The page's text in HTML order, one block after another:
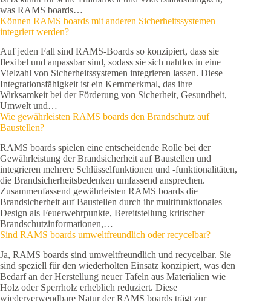
was RAMS boards…
Können RAMS boards mit anderen Sicherheitssystemen
integriert werden?
Auf jeden Fall sind RAMS-Boards so konzipiert, dass sie
flexibel und anpassbar sind, sodass sie sich nahtlos in eine
Vielzahl von Sicherheitssystemen integrieren lassen. Diese
Integrationsfähigkeit ist ein Kernmerkmal, das ihre
Wirksamkeit bei der Förderung von Sicherheit, Gesundheit,
Umwelt und…
Wie gewährleisten RAMS boards den Brandschutz auf
Baustellen?
RAMS boards spielen eine entscheidende Rolle bei der
Gewährleistung der Brandsicherheit auf Baustellen und
integrieren mehrere Schlüsselfunktionen und -funktionalitäten,
die Brandsicherheitsbedenken umfassend ansprechen.
Zusammenfassend gewährleisten RAMS boards die
Brandsicherheit auf Baustellen durch ihr multifunktionales
Design als Feuerwehrpunkte, Bereitstellung kritischer
Brandschutzinformationen,…
Sind RAMS boards umweltfreundlich oder recycelbar?
Ja, RAMS boards sind umweltfreundlich und recycelbar. Sie
sind speziell für den wiederholten Einsatz konzipiert, was den
Bedarf an der Herstellung neuer Tafeln aus Materialien wie
Holz oder Sperrholz erheblich reduziert. Diese
wiederverwendbare Natur der RAMS boards trägt zur